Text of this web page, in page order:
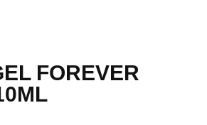
FOREVER